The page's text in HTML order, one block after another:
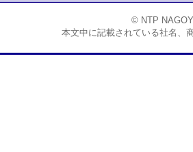
© NTP
本文中に記載されている社名、